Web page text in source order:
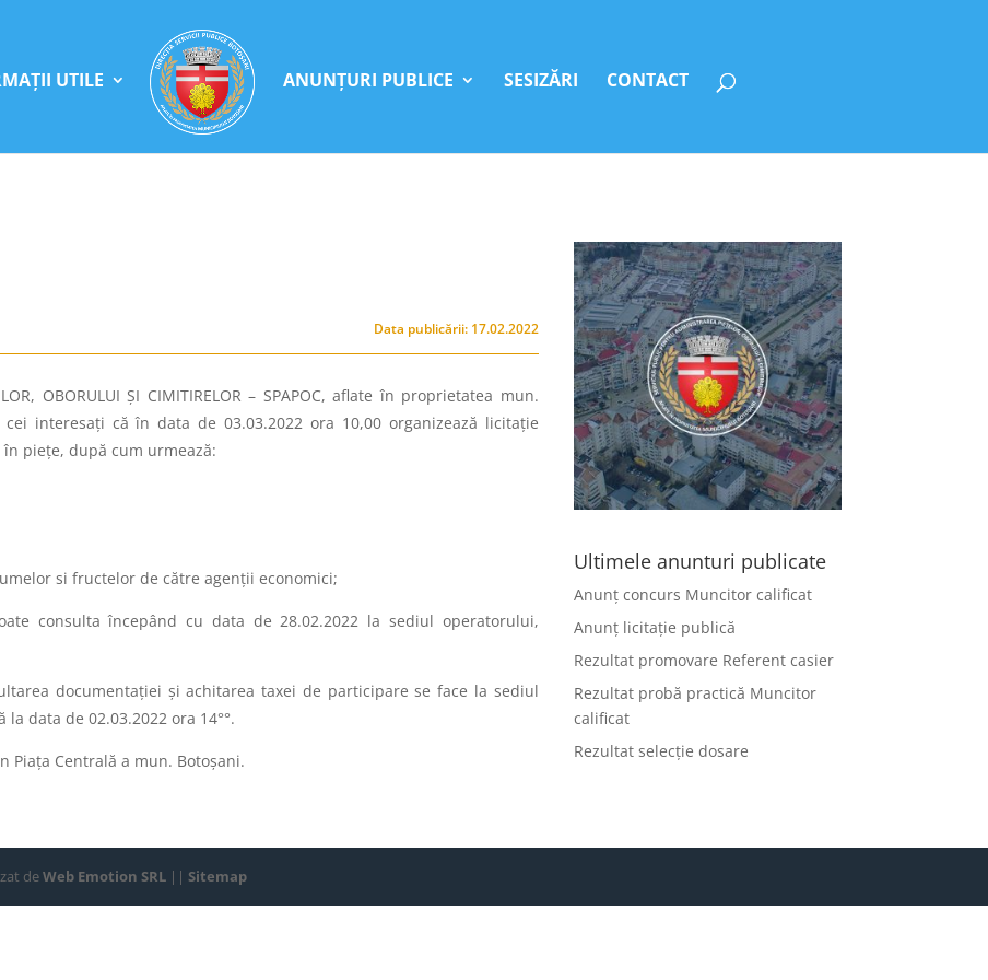
UTILE ANUNȚURI PUBLICE SESIZĂRI CONTACT
Data publicării: 17.02.2022
OBORULUI ȘI CIMITIRELOR – SPAPOC, aflate în proprietatea mun.
interesaţi că în data de 03.03.2022 ora 10,00 organizează licitaţie
piețe, după cum urmează:
si fructelor de către agenții economici;
consulta începând cu data de 28.02.2022 la sediul operatorului,
documentaţiei şi achitarea taxei de participare se face la sediul
la data de 02.03.2022 ora 14°°.
Piața Centrală a mun. Botoșani.
Ultimele anunturi publicate
Anunț concurs Muncitor calificat
Anunț licitație publică
Rezultat promovare Referent casier
Rezultat probă practică Muncitor
calificat
Rezultat selecție dosare
deWeb Emotion SRL ||Sitemap